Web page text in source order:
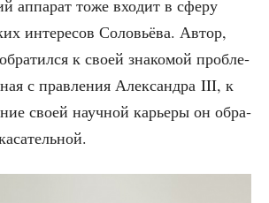
аппа­рат тоже вхо­дит в сфе­ру
инте­ре­сов Соло­вьё­ва. Автор,
к сво­ей зна­ко­мой про­бле­
с прав­ле­ния Алек­сандра III, к
сво­ей науч­ной карье­ры он обра­